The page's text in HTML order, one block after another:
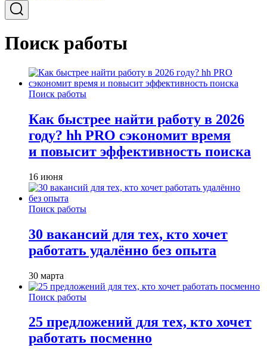
Поиск работы
Поиск работы
Как быстрее найти работу в 2026
году? hh PRO сэкономит время
и повысит эффективность поиска
16 июня
Поиск работы
30 вакансий для тех, кто хочет
работать удалённо без опыта
30 марта
Поиск работы
25 предложений для тех, кто хочет
работать посменно